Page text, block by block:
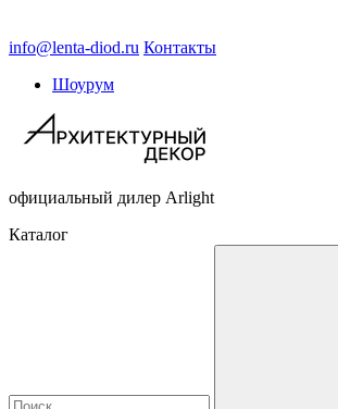
info@lenta-diod.ru Контакты
Шоурум
официальный дилер Arlight
Каталог